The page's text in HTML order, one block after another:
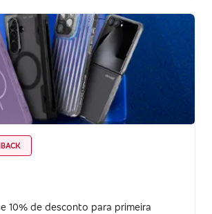
10% de desconto para primeira